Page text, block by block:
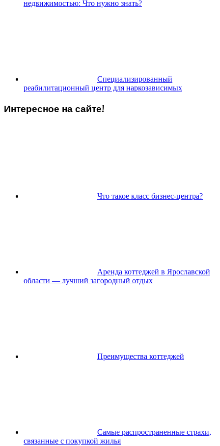
недвижимостью: Что нужно знать?
Специализированный
реабилитационный центр для наркозависимых
Интересное на сайте!
Что такое класс бизнес-центра?
Аренда коттеджей в Ярославской
области — лучший загородный отдых
Преимущества коттеджей
Самые распространенные страхи,
связанные с покупкой жилья